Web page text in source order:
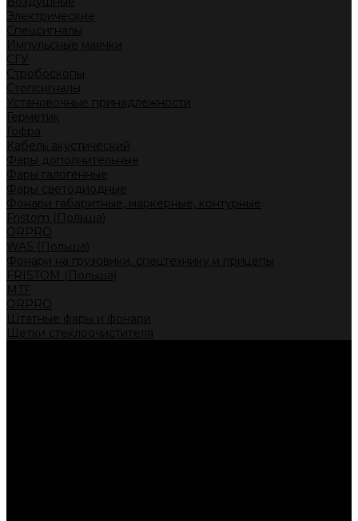
Электрические
Спецсигналы
Импульсные маячки
СГУ
Стробоскопы
Стопсигналы
Установочные принадлежности
Герметик
Гофра
Кабель акустический
Фары дополнительные
Фары галогенные
Фары светодиодные
Фонари габаритные, маркерные, контурные
Fristom (Польша)
ORPRO
WAS (Польша)
Фонари на грузовики, спецтехнику и прицепы
FRISTOM (Польша)
MTF
ORPRO
Штатные фары и фонари
Щетки стеклоочистителя